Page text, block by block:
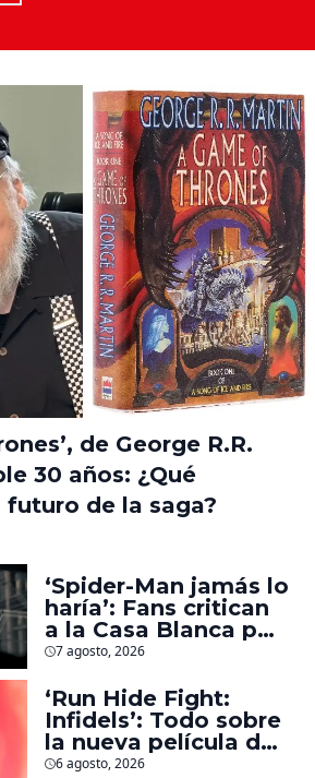
de George R.R.
30 años: ¿Qué
futuro de la saga?
‘Spider-Man jamás lo
haría’: Fans critican
a la Casa Blanca por
usar al héroe para
deportaciones
7 agosto, 2026
‘Run Hide Fight:
Infidels’: Todo sobre
la nueva película de
Jonathan Majors en
6 agosto, 2026